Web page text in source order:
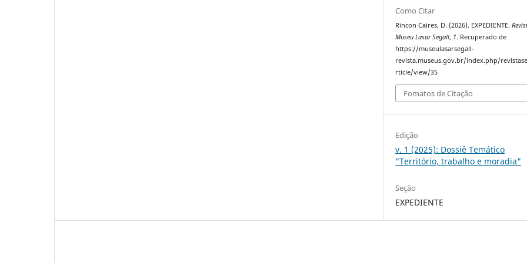
Como Citar
Rincon Caires, D. (2026). EXPEDIENTE.
Museu Lasar Segall, 1. Recuperado de
https://museulasarsegall-
revista.museus.gov.br/index.php/
rticle/view/35
Fomatos de Citação
Edição
v. 1 (2025): Dossiê Temático
"Território, trabalho e moradia"
Seção
EXPEDIENTE